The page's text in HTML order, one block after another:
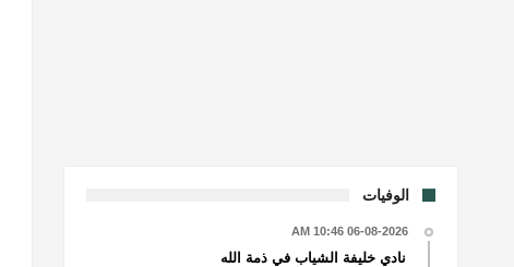
الوفيات
06-08-2026 10:46 AM
نادي خليفة الشياب في ذمة الله